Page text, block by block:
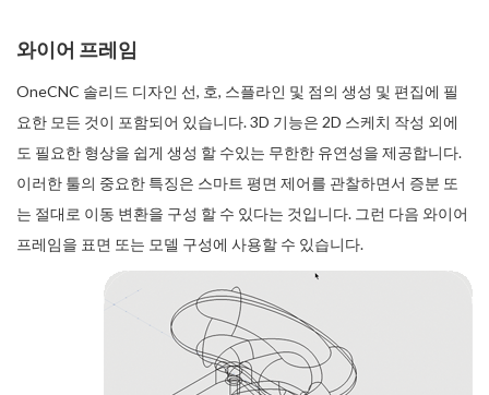
와이어 프레임
OneCNC 솔리드 디자인 선, 호, 스플라인 및 점의 생성 및 편집에 필
요한 모든 것이 포함되어 있습니다. 3D 기능은 2D 스케치 작성 외에
도 필요한 형상을 쉽게 생성 할 수있는 무한한 유연성을 제공합니다.
이러한 툴의 중요한 특징은 스마트 평면 제어를 관찰하면서 증분 또
는 절대로 이동 변환을 구성 할 수 있다는 것입니다. 그런 다음 와이어
프레임을 표면 또는 모델 구성에 사용할 수 있습니다.